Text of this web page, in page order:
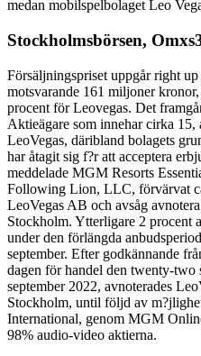
medan mobilspelbolaget Leo
Stockholmsbörsen,
Försäljningspriset uppgår right
motsvarande 161 miljoner
procent för Leovegas. Det
Aktieägare som innehar cirka
LeoVegas, däribland bolagets
har åtagit sig f?r att acceptera
meddelade MGM Resorts
Following Lion, LLC, förvärvat
LeoVegas AB och avsåg
Stockholm. Ytterligare 2 procent
under den förlängda
september. Efter godkännande
dagen för handel den twenty-two
september 2022, avnoterades
Stockholm, until följd av
International, genom MGM
98% audio-video aktierna.